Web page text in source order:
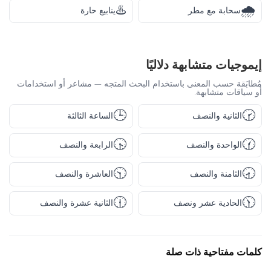
🌧️سحابة مع مطر ♨️ينابيع حارة
إيموجيات متشابهة دلاليًا
مُطابَقة حسب المعنى باستخدام البحث المتجه — مشاعر أو استخدامات
أو سياقات متشابهة.
🕝الثانية والنصف 🕒الساعة الثالثة
🕜الواحدة والنصف 🕟الرابعة والنصف
🕣الثامنة والنصف 🕥العاشرة والنصف
🕦الحادية عشر ونصف 🕧الثانية عشرة والنصف
كلمات مفتاحية ذات صلة